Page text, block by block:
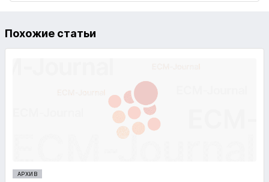
Похожие статьи
АРХИВ